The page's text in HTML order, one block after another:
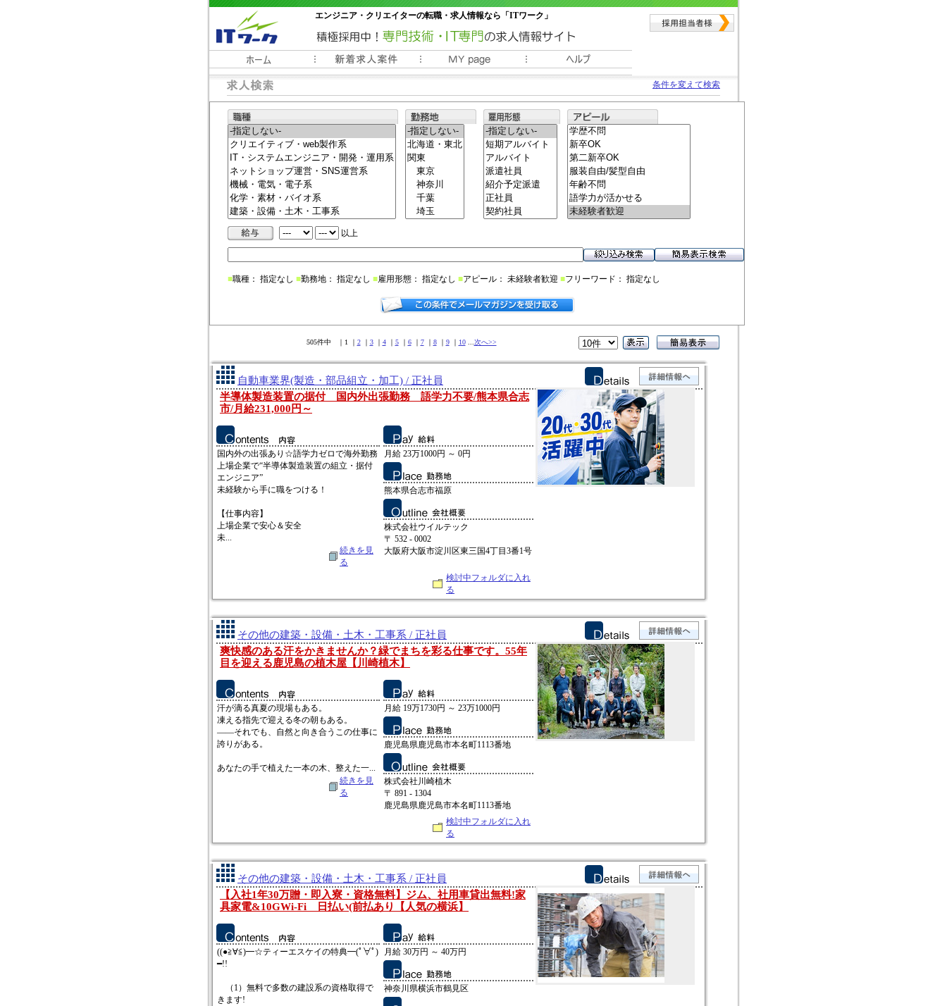
エンジニア・クリエイターの転職・求人情報なら「ITワーク」
常時3000件以上の求人情報掲載中
条件を変えて検索
以上
■職種： 指定なし ■勤務地： 指定なし ■雇用形態： 指定なし ■アピール： 未経験者歓迎 ■フリーワード： 指定なし
505件中 ｜1 ｜ 2｜ 3｜ 4｜ 5｜ 6｜ 7｜ 8｜ 9｜ 10... 次へ>>
自動車業界(製造・部品組立・加工) / 正社員
半導体製造装置の据付 国内外出張勤務 語学力不要/熊本県合志
市/月給231,000円～
国内外の出張あり☆語学力ゼロで海外勤務
上場企業で“半導体製造装置の組立・据付
エンジニア”
未経験から手に職をつける！
【仕事内容】
上場企業で安心＆安全
未...
続きを見
る
月給 23万1000円 ～ 0円
熊本県合志市福原
株式会社ウイルテック
〒 532 - 0002
大阪府大阪市淀川区東三国4丁目3番1号
検討中フォルダに入れ
る
その他の建築・設備・土木・工事系 / 正社員
爽快感のある汗をかきませんか？緑でまちを彩る仕事です。55年
目を迎える鹿児島の植木屋【川崎植木】
汗が滴る真夏の現場もある。
凍える指先で迎える冬の朝もある。
――それでも、自然と向き合うこの仕事に
誇りがある。
あなたの手で植えた一本の木、整えた一...
続きを見
る
月給 19万1730円 ～ 23万1000円
鹿児島県鹿児島市本名町1113番地
株式会社川崎植木
〒 891 - 1304
鹿児島県鹿児島市本名町1113番地
検討中フォルダに入れ
る
その他の建築・設備・土木・工事系 / 正社員
【入社1年30万贈・即入寮・資格無料】ジム、社用車貸出無料!家
具家電&10GWi-Fi 日払い(前払あり【人気の横浜】
((●≧∀≦)━☆ティーエスケイの特典━(ﾟ∀ﾟ)
━!!
（1）無料で多数の建設系の資格取得で
きます!
月給 30万円 ～ 40万円
神奈川県横浜市鶴見区